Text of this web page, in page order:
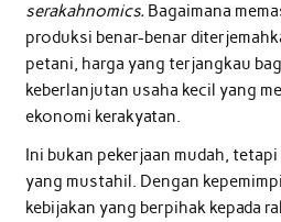
serakahnomics.Bagaimana
produksi benar-benar
petani, harga yang terjangkau
keberlanjutan usaha kecil yang
ekonomi kerakyatan.
Ini bukan pekerjaan mudah,
yang mustahil. Dengan
kebijakan yang berpihak kepada